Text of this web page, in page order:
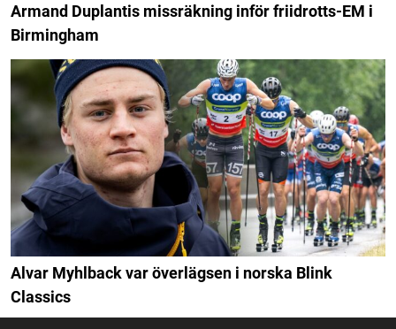
Armand Duplantis missräkning inför friidrotts-EM i
Birmingham
Alvar Myhlback var överlägsen i norska Blink
Classics